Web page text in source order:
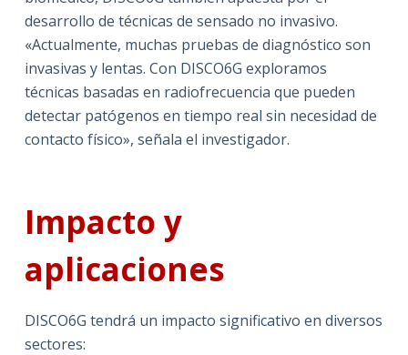
desarrollo de técnicas de sensado no invasivo.
«Actualmente, muchas pruebas de diagnóstico son
invasivas y lentas. Con DISCO6G exploramos
técnicas basadas en radiofrecuencia que pueden
detectar patógenos en tiempo real sin necesidad de
contacto físico», señala el investigador.
Impacto y
aplicaciones
DISCO6G tendrá un impacto significativo en diversos
sectores: